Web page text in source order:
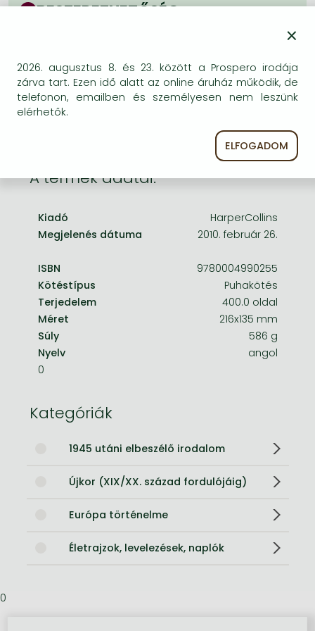
Frieren manga
BESZEREZHETŐSÉG
másik, kapható kiadást, forduljon
ügyfélszolgálatunkhoz!
A termék adatai:
Kiadó
HarperCollins
Megjelenés dátuma
2010. február 26.
ISBN
9780004990255
Kötéstípus
Puhakötés
Terjedelem
400.0 oldal
Méret
216x135 mm
Súly
586 g
Nyelv
angol
0
Kategóriák
1945 utáni elbeszélő irodalom
Újkor (XIX/XX. század fordulójáig)
Európa történelme
Életrajzok, levelezések, naplók
0
×
2026. augusztus 8. és 23. között a Prospero irodája
zárva tart. Ezen idő alatt az online áruház működik, de
telefonon, emailben és személyesen nem leszünk
elérhetők.
ELFOGADOM